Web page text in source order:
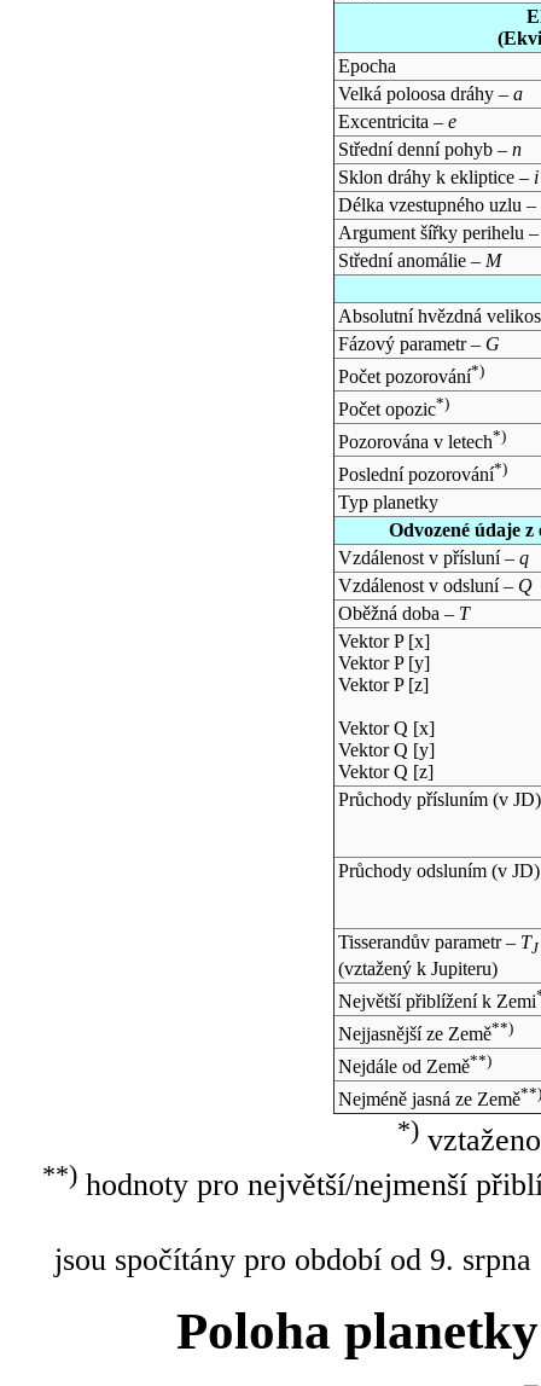
Epocha
Velká poloosa dráhy – a
Excentricita – e
Střední denní pohyb – n
Sklon dráhy k ekliptice – i
Délka vzestupného uzlu –
Argument šířky perihelu
Střední anomálie – M
Absolutní hvězdná
Fázový parametr – G
Počet pozorování*)
Počet opozic*)
Pozorována v letech*)
Poslední pozorování*)
Typ planetky
Odvozené údaje
Vzdálenost v přísluní – q
Vzdálenost v odsluní – Q
Oběžná doba – T
Vektor P [x]
Vektor P [y]
Vektor P [z]
Vektor Q [x]
Vektor Q [y]
Vektor Q [z]
Průchody přísluním (v JD)
Průchody odsluním (v JD)
Tisserandův parametr – TJ
(vztažený k Jupiteru)
Největší přiblížení k Zemi
Nejjasnější ze Země**)
Nejdále od Země**)
Nejméně jasná ze Země**)
*)
**)hodnoty pro největší/nejmenší
jsou spočítány pro období od 9.
Poloha